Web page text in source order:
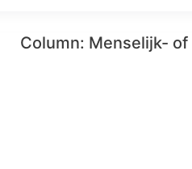
Column: Menselijk-